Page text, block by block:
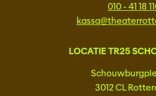
010 - 41 18
LOCATIE TR25
3012 CL